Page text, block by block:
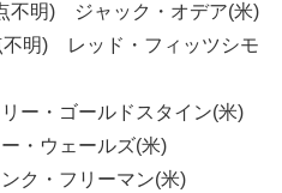
明) ジャック・オデア(米)
明) レッド・フィッツシモ
・ゴールドスタイン(米)
・ウェールズ(米)
ク・フリーマン(米)